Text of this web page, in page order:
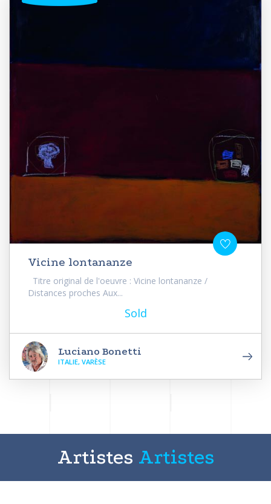
Vicine lontananze
Titre original de l'oeuvre : Vicine lontananze /
Distances proches Aux...
Sold
Luciano Bonetti
ITALIE, VARÈSE
Artistes Artistes